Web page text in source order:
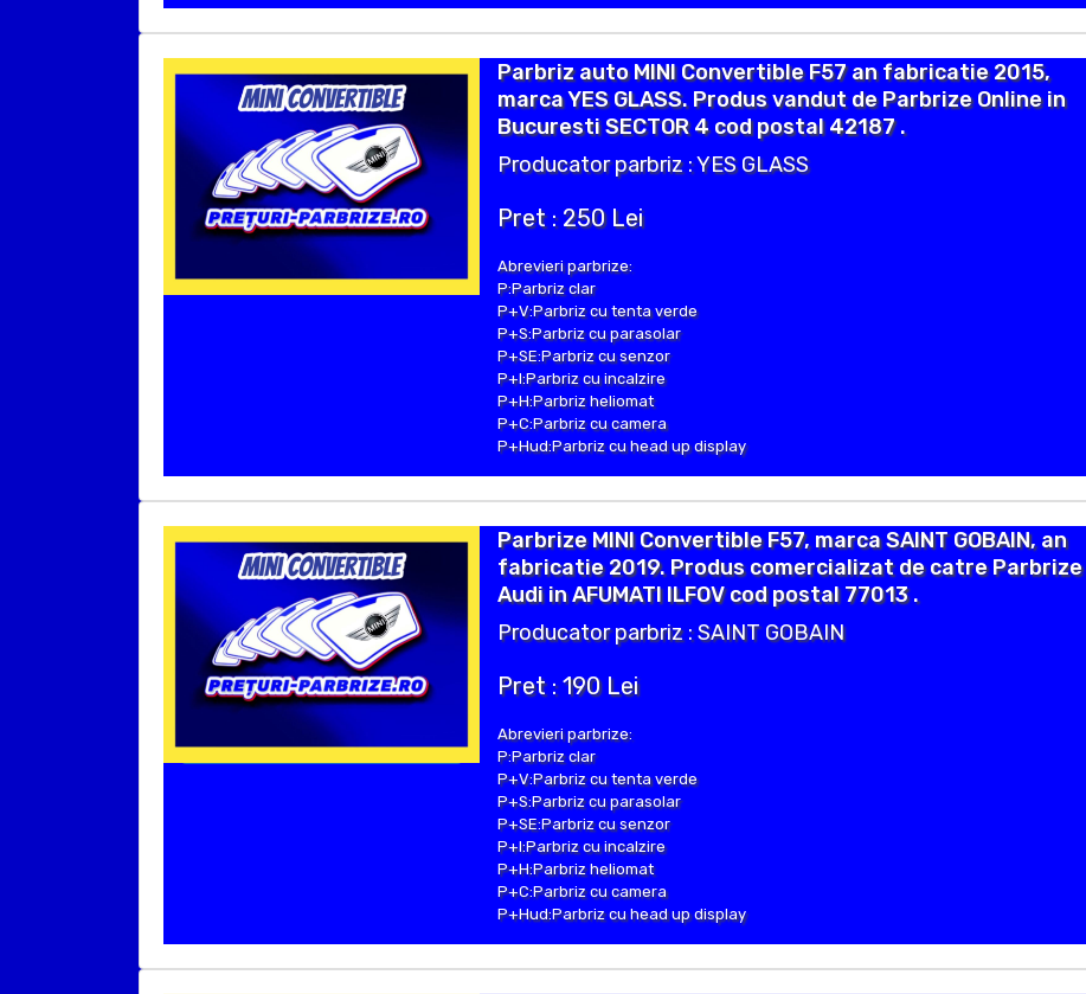
Parbriz auto MINI Convertible F57 an fabricatie 2015,
marca YES GLASS. Produs vandut de Parbrize Online in
Bucuresti SECTOR 4 cod postal 42187 .
Producator parbriz : YES GLASS
Pret : 250 Lei
Abrevieri parbrize:
P:Parbriz clar
P+V:Parbriz cu tenta verde
P+S:Parbriz cu parasolar
P+SE:Parbriz cu senzor
P+I:Parbriz cu incalzire
P+H:Parbriz heliomat
P+C:Parbriz cu camera
P+Hud:Parbriz cu head up display
Parbrize MINI Convertible F57, marca SAINT GOBAIN, an
fabricatie 2019. Produs comercializat de catre Parbrize
Audi in AFUMATI ILFOV cod postal 77013 .
Producator parbriz : SAINT GOBAIN
Pret : 190 Lei
Abrevieri parbrize:
P:Parbriz clar
P+V:Parbriz cu tenta verde
P+S:Parbriz cu parasolar
P+SE:Parbriz cu senzor
P+I:Parbriz cu incalzire
P+H:Parbriz heliomat
P+C:Parbriz cu camera
P+Hud:Parbriz cu head up display